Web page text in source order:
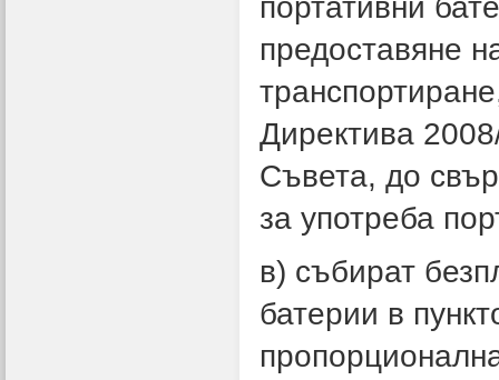
портативни
предоставяне
Директива
Съвета, до
за употреба
в) събират
батерии в